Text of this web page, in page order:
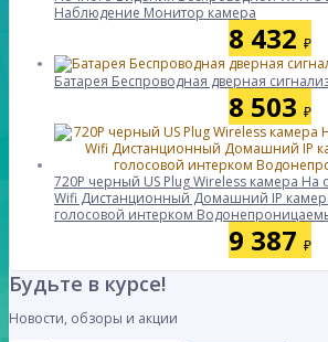
Наблюдение Монитор камера
8 432 ₽
Батарея Беспроводная дверная
8 503 ₽
720P черный US Plug Wireless камера На
Wifi Дистанционный Домашний IP
голосовой интерком
9 387 ₽
Будьте в курсе!
Новости, обзоры и акции